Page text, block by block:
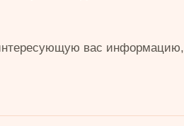
вас информацию,